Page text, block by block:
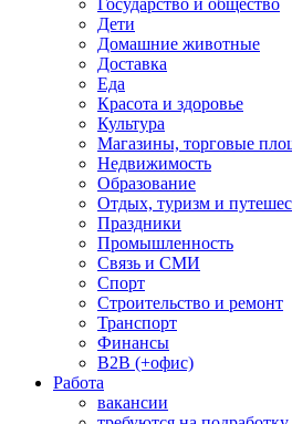
Государство и общество
Дети
Домашние животные
Доставка
Еда
Красота и здоровье
Культура
Магазины, торговые
Недвижимость
Образование
Отдых, туризм и
Праздники
Промышленность
Связь и СМИ
Спорт
Строительство и ремонт
Транспорт
Финансы
B2B (+офис)
Работа
вакансии